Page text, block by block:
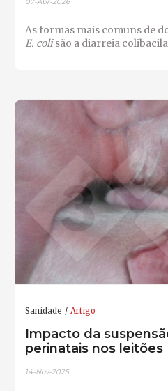
As formas mais comuns de
E. colisão a diarreia
Sanidade Artigo
Impacto da
perinatais nos leitões
14-Nov-2025